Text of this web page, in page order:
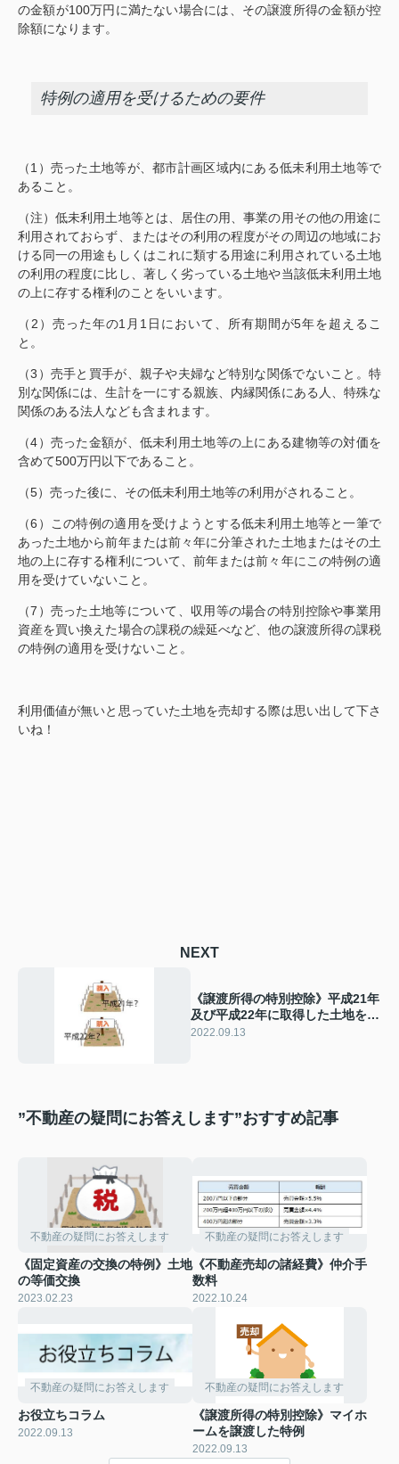
の金額が100万円に満たない場合には、その譲渡所得の金額が控
除額になります。
特例の適用を受けるための要件
（1）売った土地等が、都市計画区域内にある低未利用土地等で
あること。
（注）低未利用土地等とは、居住の用、事業の用その他の用途に
利用されておらず、またはその利用の程度がその周辺の地域にお
ける同一の用途もしくはこれに類する用途に利用されている土地
の利用の程度に比し、著しく劣っている土地や当該低未利用土地
の上に存する権利のことをいいます。
（2）売った年の1月1日において、所有期間が5年を超えるこ
と。
（3）売手と買手が、親子や夫婦など特別な関係でないこと。特
別な関係には、生計を一にする親族、内縁関係にある人、特殊な
関係のある法人なども含まれます。
（4）売った金額が、低未利用土地等の上にある建物等の対価を
含めて500万円以下であること。
（5）売った後に、その低未利用土地等の利用がされること。
（6）この特例の適用を受けようとする低未利用土地等と一筆で
あった土地から前年または前々年に分筆された土地またはその土
地の上に存する権利について、前年または前々年にこの特例の適
用を受けていないこと。
（7）売った土地等について、収用等の場合の特別控除や事業用
資産を買い換えた場合の課税の繰延べなど、他の譲渡所得の課税
の特例の適用を受けないこと。
利用価値が無いと思っていた土地を売却する際は思い出して下さ
いね！
NEXT
《譲渡所得の特別控除》平成21年
及び平成22年に取得した土地を譲
渡した場合の特例
2022.09.13
”不動産の疑問にお答えします”おすすめ記事
不動産の疑問にお答えします
《固定資産の交換の特例》土地
の等価交換
2023.02.23
不動産の疑問にお答えします
《不動産売却の諸経費》仲介手
数料
2022.10.24
不動産の疑問にお答えします
お役立ちコラム
2022.09.13
不動産の疑問にお答えします
《譲渡所得の特別控除》マイホ
ームを譲渡した特例
2022.09.13